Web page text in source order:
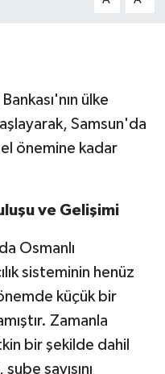
ülke
Samsun'da
önemine kadar
ve Gelişimi
Osmanlı
sisteminin henüz
küçük bir
Zamanla
bir şekilde dahil
sayısını